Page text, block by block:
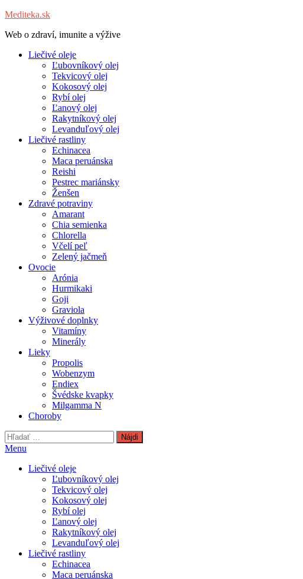
Mediteka.sk
Web o zdraví, imunite a výžive
Liečivé oleje
Ľubovníkový olej
Tekvicový olej
Kokosový olej
Rybí olej
Ľanový olej
Rakytníkový olej
Levanduľový olej
Liečivé rastliny
Echinacea
Maca peruánska
Reishi
Pestrec mariánsky
Ženšen
Zdravé potraviny
Amarant
Chia semienka
Chlorella
Včelí peľ
Zelený jačmeň
Ovocie
Arónia
Hurmikaki
Goji
Graviola
Výživové doplnky
Vitamíny
Minerály
Lieky
Propolis
Wobenzym
Endiex
Švédske kvapky
Milgamma N
Choroby
Hľadať:
Menu
Liečivé oleje
Ľubovníkový olej
Tekvicový olej
Kokosový olej
Rybí olej
Ľanový olej
Rakytníkový olej
Levanduľový olej
Liečivé rastliny
Echinacea
Maca peruánska